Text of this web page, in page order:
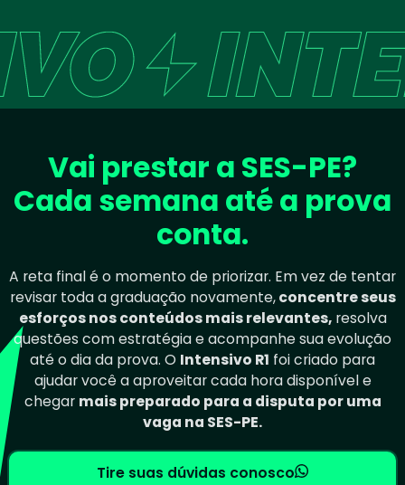
Vai prestar a SES-PE?
Cada semana até a prova
conta.
A reta final é o momento de priorizar. Em vez de tentar
revisar toda a graduação novamente,concentre seus
esforços nos conteúdos mais relevantes, resolva
questões com estratégia e acompanhe sua evolução
até o dia da prova. O Intensivo R1 foi criado para
ajudar você a aproveitar cada hora disponível e
chegar mais preparado para a disputa por uma
vaga na SES-PE.
Tire suas dúvidas conosco